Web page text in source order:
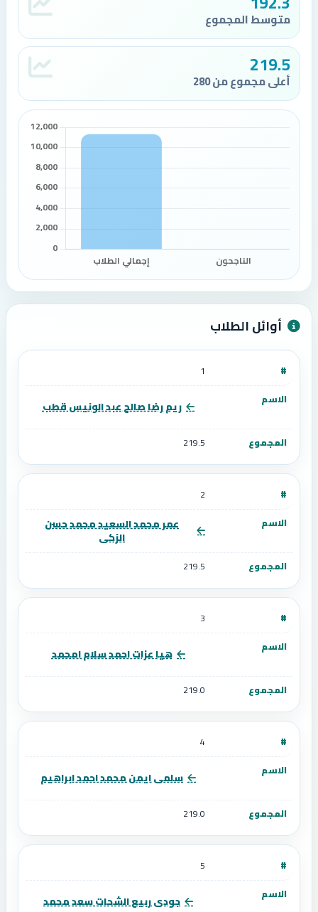
متوسط المجموع
219.5
أعلى مجموع من 280
أوائل الطلاب
1
ريم رضا صالح عبد الونيس قطب
219.5
2
عمر محمد السعيد محمد حسن
الزكى
219.5
3
هيا عزات احمد سلام امحمد
219.0
4
سلمى ايمن محمد احمد ابراهيم
219.0
5
جودى ربيع الشحات سعد محمد